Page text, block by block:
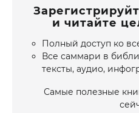
и читайте
Полный доступ ко
Все саммари в
тексты, аудио,
Самые полезные